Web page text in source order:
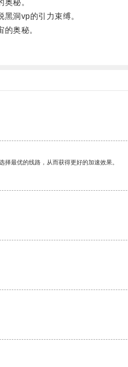
秘。
洞vp的引力束缚。
奥秘。
最优的线路，从而获得更好的加速效果。